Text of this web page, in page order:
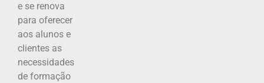
e se renova
para oferecer
aos alunos e
clientes as
necessidades
de formação